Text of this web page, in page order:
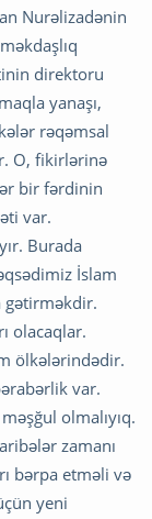
Nurəlizadənin
direktoru
yanaşı,
rəqəmsal
O, fikirlərinə
bir fərdinin
var.
Burada
İslam
gətirməkdir.
olacaqlar.
ölkələrindədir.
var.
olmalıyıq.
zamanı
bərpa etməli və
yeni